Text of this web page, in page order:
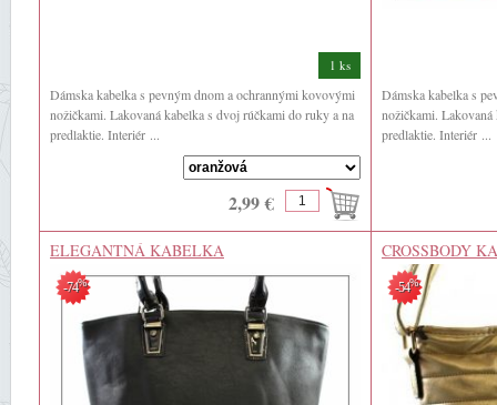
1 ks
Dámska kabelka s pevným dnom a ochrannými kovovými
nožičkami. Lakovaná kabelka s dvoj rúčkami do ruky a na
predlaktie. Interiér ...
2,99 €
Dámska kabelka s
nožičkami.
predlaktie. Interiér ...
ELEGANTNÁ KABELKA
-74%
CROSSBODY
-54%